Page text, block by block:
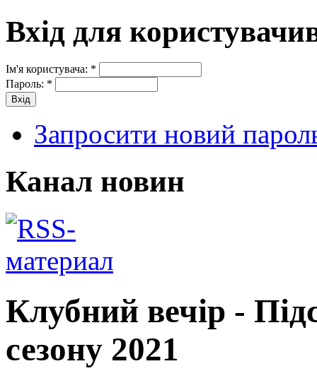
Вхід для
Ім'я користувача: *
Пароль: *
Запросити новий
Канал новин
Клубний вечір -
сезону 2021